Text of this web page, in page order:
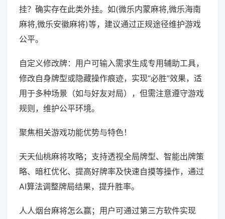
挂？确实存在此类外挂。如(微乐内蒙麻将,微乐海南
麻将,微乐安徽麻将)等，建议通过正规途径维护游戏
公平。
自定义修改牌：用户可输入需求生成专用辅助工具，
修改自身牌型或隐藏操作痕迹，实现“必胜”效果，适
用于多种场景（如与好友对局），但需注意遵守游戏
规则，维护公平环境。
聚焦相关游戏功能优势与特色！
天天仙桃麻将攻略；支持透视全局牌型、智能出牌策
略、暗杠优化、提高好牌率及快速自摸等操作，通过
AI算法调整牌局结果，提升胜率。
人人烟台麻将怎么赢；用户可通过第三方软件实现